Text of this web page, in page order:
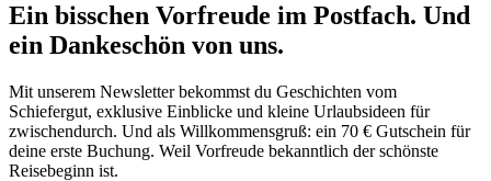
Ein bisschen Vorfreude im Postfach. Und
ein Dankeschön von uns.
Mit unserem Newsletter bekommst du Geschichten vom
Schiefergut, exklusive Einblicke und kleine Urlaubsideen für
zwischendurch. Und als Willkommensgruß: ein 70 € Gutschein für
deine erste Buchung. Weil Vorfreude bekanntlich der schönste
Reisebeginn ist.